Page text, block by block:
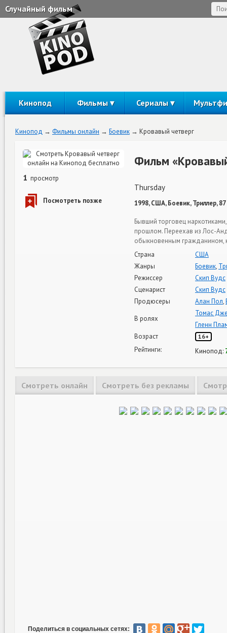
Случайный фильм
Кинопод Фильмы Сериалы
Кинопод Фильмы онлайн Боевик Кровавый четверг
1 просмотр
Фильм
Thursday
1998, США, Боевик, Триллер,
Бывший торговец
прошлом. Переехав из Лос-
обыкновенным гражданином,
Страна
США
Жанры
Боевик,
Режиссер
Скип Вудс
Сценарист
Скип Вудс
Продюсеры
Алан Пол,
В ролях
Томас
Гленн
Возраст
16+
Рейтинги: Кинопод:
Смотреть онлайн Смотреть без рекламы
Поделиться в социальных сетях: